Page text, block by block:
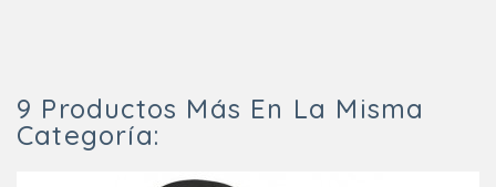
9 Productos Más En La Misma
Categoría: